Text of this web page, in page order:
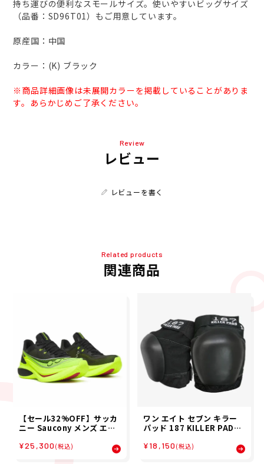
持ち運びの便利なスモールサイズ。使いやすいビッグサイズ
（品番：SD96T01）もご用意しています。
原産国：中国
カラー：(K) ブラック
※商品詳細画像は未展開カラーを掲載していることがありま
す。あらかじめご了承ください。
Review
レビュー
レビューを書く
Related products
関連商品
【セール32%OFF】サッカ
ニー Saucony メンズ エン
HIN PRO 5 ランニング シ
ューズ S21064-130 26SP
¥25,300 (税込)
ワン エイト セブン キラー
パッド 187 KILLER PADS
ロテクター ニー パッド 膝 P
RO KNEE PADS 01210670
¥18,150 (税込)